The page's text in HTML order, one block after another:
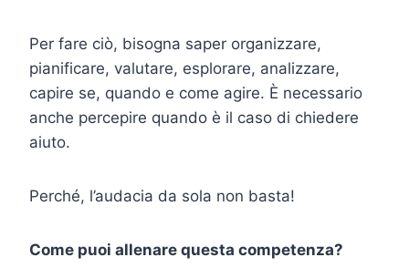
Per fare ciò, bisogna saper organizzare,
pianificare, valutare, esplorare, analizzare,
capire se, quando e come agire. È necessario
anche percepire quando è il caso di chiedere
aiuto.
Perché, l’audacia da sola non basta!
Come puoi allenare questa competenza?